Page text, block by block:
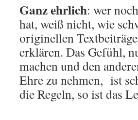
Ganz ehrlich: wer
hat, weiß nicht, wie
originellen
erklären. Das Gefühl,
machen und den
Ehre zu nehmen, ist
die Regeln, so ist das